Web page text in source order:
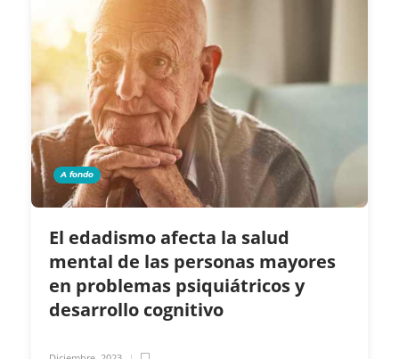
A fondo
El edadismo afecta la salud
mental de las personas mayores
en problemas psiquiátricos y
desarrollo cognitivo